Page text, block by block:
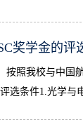
奖学金的评
照我校与中国
选条件1.光学